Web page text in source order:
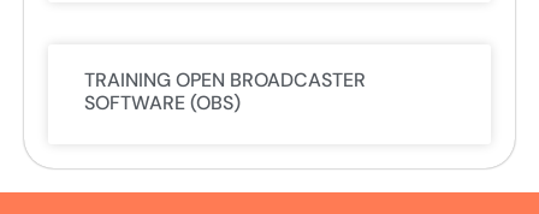
TRAINING OPEN BROADCASTER
SOFTWARE (OBS)